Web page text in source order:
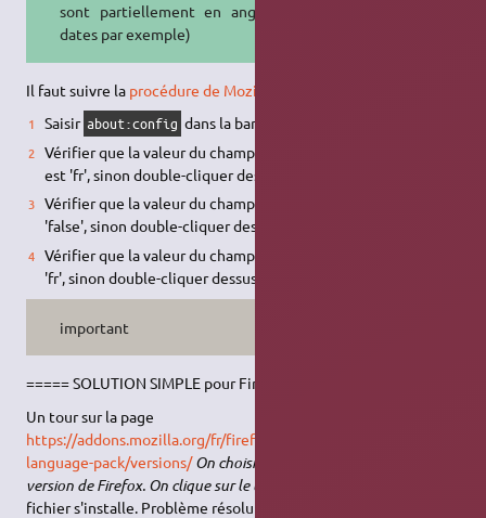
sont partiellement en anglais (les
dates par exemple)
Il faut suivre la procédure de Mozilla
Saisir about:config dans la barre d'adresse;
Vérifier que la valeur du champ
est 'fr', sinon double-cliquer dessus et mettre fr.
Vérifier que la valeur du champ
'false', sinon double-cliquer dessus.
Vérifier que la valeur du champ
'fr', sinon double-cliquer dessus et mettre fr.
important
===== SOLUTION SIMPLE pour Firefox en français
Un tour sur la page
https://addons.mozilla.org/fr/firefox/addon/fran%C3%A7ais-
language-pack/versions/ On choisit le fichier du français pour la
version de Firefox. On clique sur le lien de téléchargement
fichier s'installe. Problème résolu en quelques minutes après